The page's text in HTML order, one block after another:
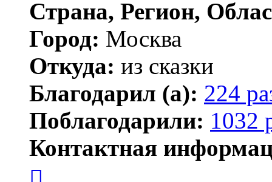
Страна, Регион,
Город: Москва
Откуда: из сказки
Благодарил (а): 224
Поблагодарили: 1032
Контактная